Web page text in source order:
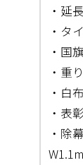
・延
・タ
・国
・重り
・白
・表
・除